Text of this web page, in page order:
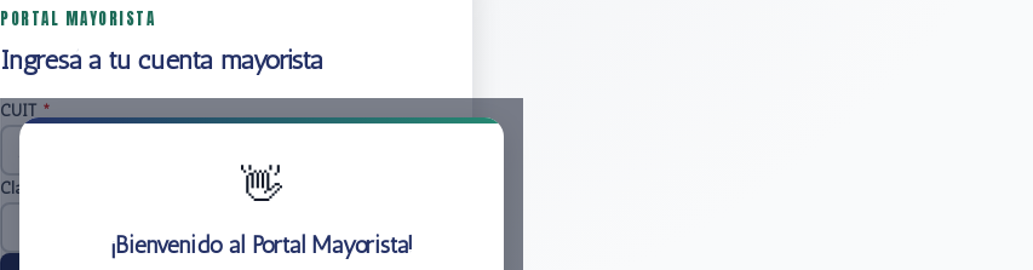
PORTAL MAYORISTA
Ingresá a tu cuenta mayorista
👋
¡Bienvenido al Portal Mayorista!
CUIT *
Clave